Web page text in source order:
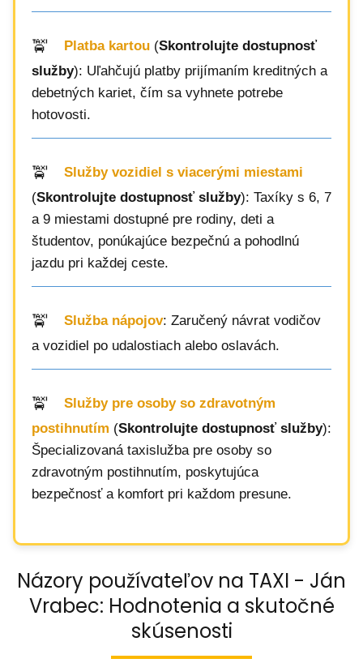
Platba kartou (Skontrolujte dostupnosť
služby): Uľahčujú platby prijímaním kreditných a
debetných kariet, čím sa vyhnete potrebe
hotovosti.
Služby vozidiel s viacerými miestami
(Skontrolujte dostupnosť služby): Taxíky s 6, 7
a 9 miestami dostupné pre rodiny, deti a
študentov, ponúkajúce bezpečnú a pohodlnú
jazdu pri každej ceste.
Služba nápojov: Zaručený návrat vodičov
a vozidiel po udalostiach alebo oslavách.
Služby pre osoby so zdravotným
postihnutím (Skontrolujte dostupnosť služby):
Špecializovaná taxislužba pre osoby so
zdravotným postihnutím, poskytujúca
bezpečnosť a komfort pri každom presune.
Názory používateľov na TAXI - Ján
Vrabec: Hodnotenia a skutočné
skúsenosti